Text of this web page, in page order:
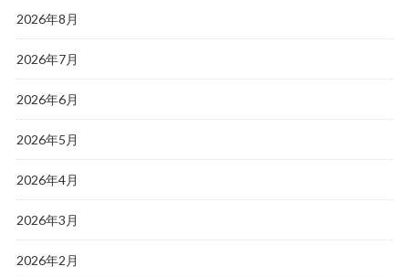
2026年8月
2026年7月
2026年6月
2026年5月
2026年4月
2026年3月
2026年2月